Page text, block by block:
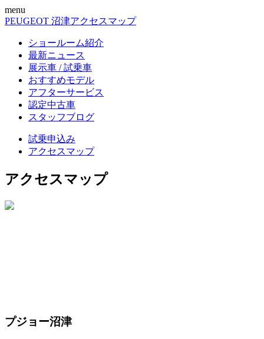
menu
PEUGEOT 沼津アクセスマップ
ショールーム紹介
最新ニュース
展示車 / 試乗車
おすすめモデル
アフターサービス
認定中古車
スタッフブログ
試乗申込み
アクセスマップ
アクセスマップ
プジョー沼津